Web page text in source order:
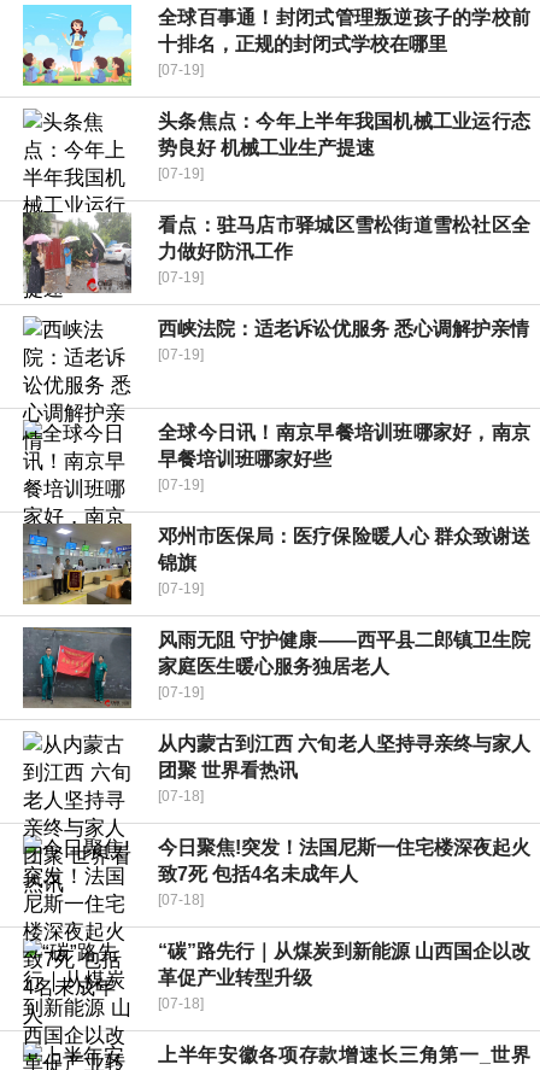
全球百事通！封闭式管理叛逆孩子的学校前
十排名，正规的封闭式学校在哪里
[07-19]
头条焦点：今年上半年我国机械工业运行态
势良好 机械工业生产提速
[07-19]
看点：驻马店市驿城区雪松街道雪松社区全
力做好防汛工作
[07-19]
西峡法院：适老诉讼优服务 悉心调解护亲情
[07-19]
全球今日讯！南京早餐培训班哪家好，南京
早餐培训班哪家好些
[07-19]
邓州市医保局：医疗保险暖人心 群众致谢送
锦旗
[07-19]
​风雨无阻 守护健康——西平县二郎镇卫生院
家庭医生暖心服务独居老人
[07-19]
从内蒙古到江西 六旬老人坚持寻亲终与家人
团聚 世界看热讯
[07-18]
今日聚焦!突发！法国尼斯一住宅楼深夜起火
致7死 包括4名未成年人
[07-18]
“碳”路先行｜从煤炭到新能源 山西国企以改
革促产业转型升级
[07-18]
上半年安徽各项存款增速长三角第一_世界